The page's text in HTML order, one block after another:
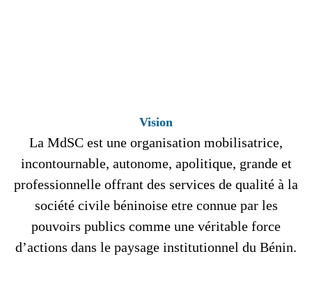
Vision
La MdSC est une organisation mobilisatrice,
incontournable, autonome, apolitique, grande et
professionnelle offrant des services de qualité à la
société civile béninoise etre connue par les
pouvoirs publics comme une véritable force
d’actions dans le paysage institutionnel du Bénin.